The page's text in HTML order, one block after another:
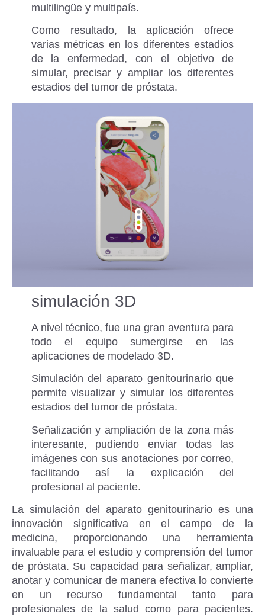
multilingüe y multipaís.
Como resultado, la aplicación ofrece
varias métricas en los diferentes estadios
de la enfermedad, con el objetivo de
simular, precisar y ampliar los diferentes
estadios del tumor de próstata.
simulación 3D
A nivel técnico, fue una gran aventura para
todo el equipo sumergirse en las
aplicaciones de modelado 3D.
Simulación del aparato genitourinario que
permite visualizar y simular los diferentes
estadios del tumor de próstata.
Señalización y ampliación de la zona más
interesante, pudiendo enviar todas las
imágenes con sus anotaciones por correo,
facilitando así la explicación del
profesional al paciente.
La simulación del aparato genitourinario es una
innovación significativa en el campo de la
medicina, proporcionando una herramienta
invaluable para el estudio y comprensión del tumor
de próstata. Su capacidad para señalizar, ampliar,
anotar y comunicar de manera efectiva lo convierte
en un recurso fundamental tanto para
profesionales de la salud como para pacientes.